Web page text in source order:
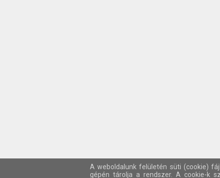
A weboldalunk felületén süti (cookie)
gépén tárolja a rendszer. A cookie-k